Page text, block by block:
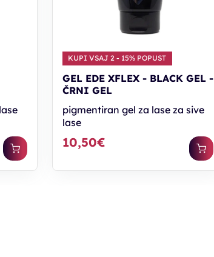
KUPI VSAJ 2 - 15% POPUST
GEL EDE XFLEX - BLACK GEL -
ČRNI GEL
pigmentiran gel za lase za sive
lase
10,50€